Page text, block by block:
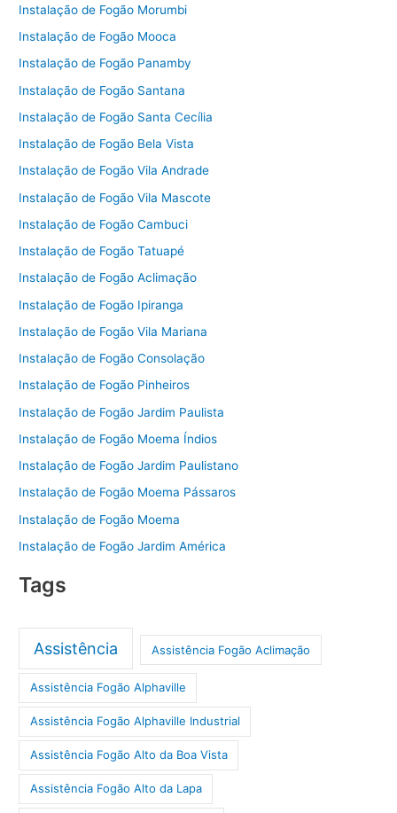
Instalação de Fogão Morumbi
Instalação de Fogão Mooca
Instalação de Fogão Panamby
Instalação de Fogão Santana
Instalação de Fogão Santa Cecília
Instalação de Fogão Bela Vista
Instalação de Fogão Vila Andrade
Instalação de Fogão Vila Mascote
Instalação de Fogão Cambuci
Instalação de Fogão Tatuapé
Instalação de Fogão Aclimação
Instalação de Fogão Ipiranga
Instalação de Fogão Vila Mariana
Instalação de Fogão Consolação
Instalação de Fogão Pinheiros
Instalação de Fogão Jardim Paulista
Instalação de Fogão Moema Índios
Instalação de Fogão Jardim Paulistano
Instalação de Fogão Moema Pássaros
Instalação de Fogão Moema
Instalação de Fogão Jardim América
Tags
Assistência Assistência Fogão Aclimação
Assistência Fogão Alphaville
Assistência Fogão Alphaville Industrial
Assistência Fogão Alto da Boa Vista
Assistência Fogão Alto da Lapa